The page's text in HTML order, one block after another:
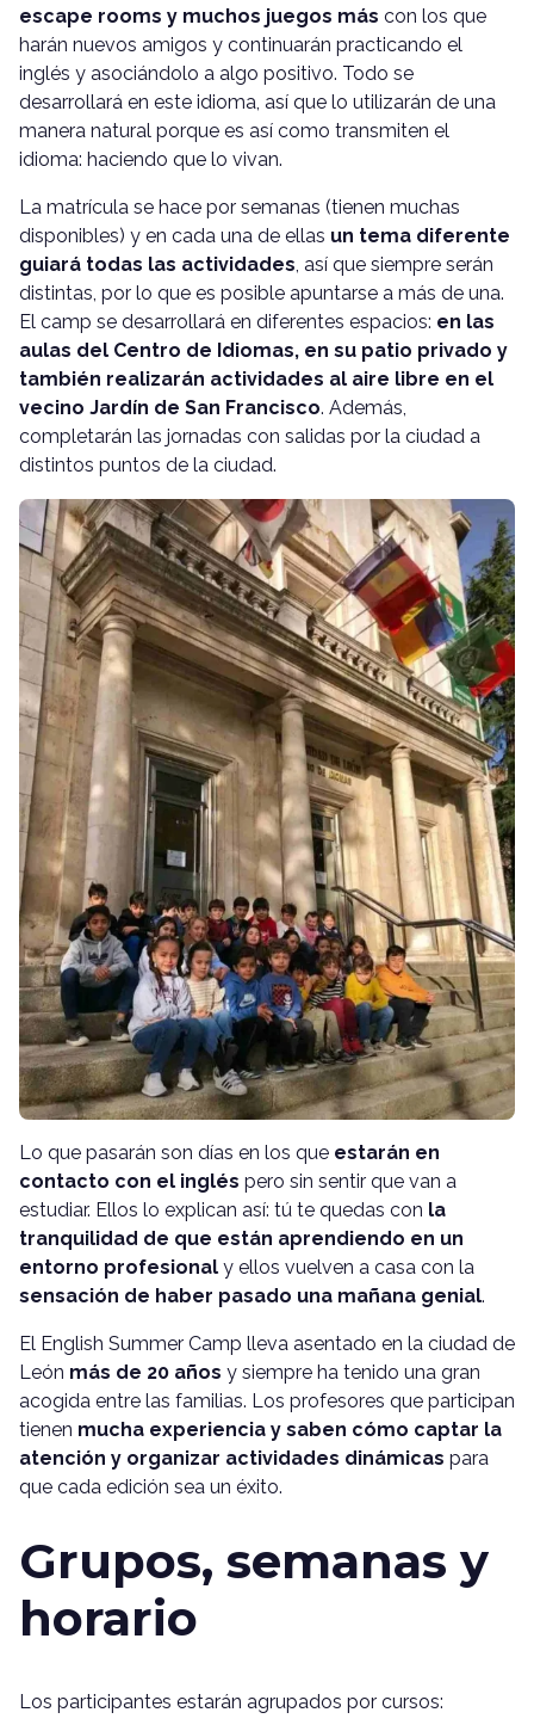
escape rooms y muchos juegos más con los que
harán nuevos amigos y continuarán practicando el
inglés y asociándolo a algo positivo. Todo se
desarrollará en este idioma, así que lo utilizarán de una
manera natural porque es así como transmiten el
idioma: haciendo que lo vivan.
La matrícula se hace por semanas (tienen muchas
disponibles) y en cada una de ellas un tema diferente
guiará todas las actividades , así que siempre serán
distintas, por lo que es posible apuntarse a más de una.
El camp se desarrollará en diferentes espacios: en las
aulas del Centro de Idiomas, en su patio privado y
también realizarán actividades al aire libre en el
vecino Jardín de San Francisco. Además,
completarán las jornadas con salidas por la ciudad a
distintos puntos de la ciudad.
Lo que pasarán son días en los que estarán en
contacto con el inglés pero sin sentir que van a
estudiar. Ellos lo explican así: tú te quedas con la
tranquilidad de que están aprendiendo en un
entorno profesional y ellos vuelven a casa con la
sensación de haber pasado una mañana genial.
El English Summer Camp lleva asentado en la ciudad de
León más de 20 años y siempre ha tenido una gran
acogida entre las familias. Los profesores que participan
tienen mucha experiencia y saben cómo captar la
atención y organizar actividades dinámicas para
que cada edición sea un éxito.
Grupos, semanas y
horario
Los participantes estarán agrupados por cursos: